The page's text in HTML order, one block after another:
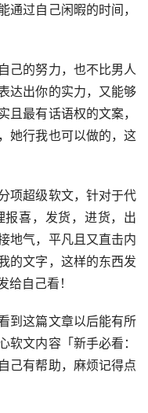
通过自己闲暇的时间，
己的努力，也不比男人
达出你的实力，又能够
且最有话语权的文案，
她行我也可以做的，这
项超级软文，针对于代
喜，发货，进货，出
地气，平凡且又直击内
的文字，这样的东西发
自己看！
到这篇文章以后能有所
软文内容「新手必看：
己有帮助，麻烦记得点